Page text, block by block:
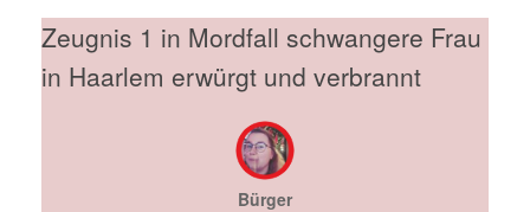
Zeugnis 1 in Mordfall schwangere Frau
in Haarlem erwürgt und verbrannt
Bürger